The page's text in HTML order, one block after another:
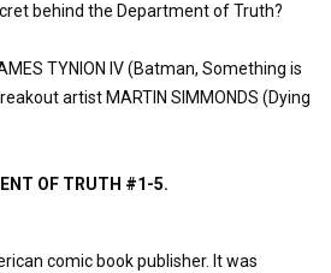
behind the Department of Truth?
TYNION IV (Batman, Something is
artist MARTIN SIMMONDS (Dying
OF TRUTH #1-5.
comic book publisher. It was